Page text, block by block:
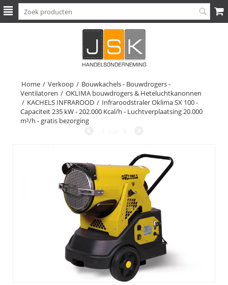
Home / Verkoop / Bouwkachels - Bouwdrogers -
Ventilatoren / OKLIMA bouwdrogers & Heteluchtkanonnen
/ KACHELS INFRAROOD / Infraroodstraler Oklima SX 100 -
Capaciteit 235 kW - 202.000 Kcal/h - Luchtverplaatsing 20.000
m³/h - gratis bezorging